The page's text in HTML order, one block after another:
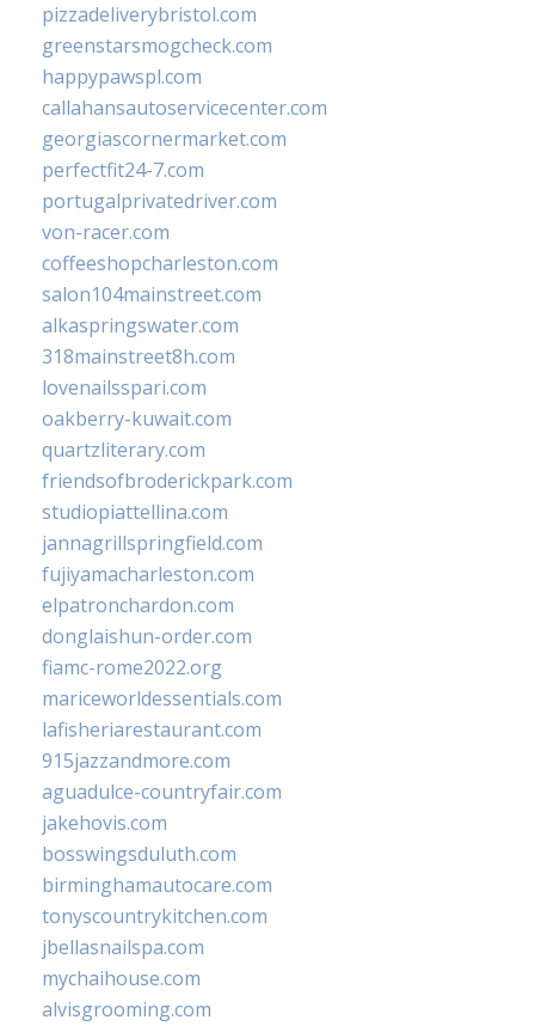
pizzadeliverybristol.com
greenstarsmogcheck.com
happypawspl.com
callahansautoservicecenter.com
georgiascornermarket.com
perfectfit24-7.com
portugalprivatedriver.com
von-racer.com
coffeeshopcharleston.com
salon104mainstreet.com
alkaspringswater.com
318mainstreet8h.com
lovenailsspari.com
oakberry-kuwait.com
quartzliterary.com
friendsofbroderickpark.com
studiopiattellina.com
jannagrillspringfield.com
fujiyamacharleston.com
elpatronchardon.com
donglaishun-order.com
fiamc-rome2022.org
mariceworldessentials.com
lafisheriarestaurant.com
915jazzandmore.com
aguadulce-countryfair.com
jakehovis.com
bosswingsduluth.com
birminghamautocare.com
tonyscountrykitchen.com
jbellasnailspa.com
mychaihouse.com
alvisgrooming.com